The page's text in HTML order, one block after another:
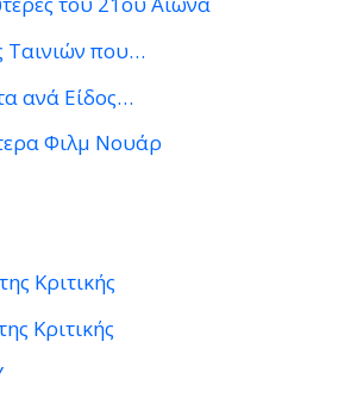
Ταινιών που…
ανά Είδος…
Φιλμ Νουάρ
Κριτικής
Κριτικής